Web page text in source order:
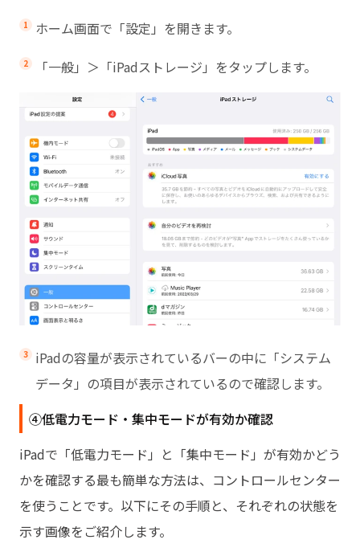
ホーム画面で「設定」を開きます。
「一般」＞「iPadストレージ」をタップします。
iPadの容量が表示されているバーの中に「システム
データ」の項目が表示されているので確認します。
④低電力モード・集中モードが有効か確認
iPadで「低電力モード」と「集中モード」が有効かどう
かを確認する最も簡単な方法は、コントロールセンター
を使うことです。以下にその手順と、それぞれの状態を
示す画像をご紹介します。